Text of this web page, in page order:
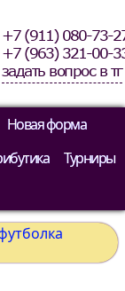
+7 (911) 080-73-
+7 (963) 321-00-
задать вопрос в тг
Новая форма
Турниры